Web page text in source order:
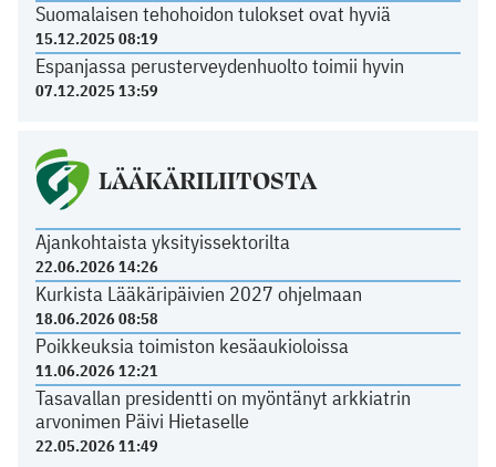
Suomalaisen tehohoidon tulokset ovat hyviä
15.12.2025 08:19
Espanjassa perusterveydenhuolto toimii hyvin
07.12.2025 13:59
LÄÄKÄRILIITOSTA
Ajankohtaista yksityissektorilta
22.06.2026 14:26
Kurkista Lääkäripäivien 2027 ohjelmaan
18.06.2026 08:58
Poikkeuksia toimiston kesäaukioloissa
11.06.2026 12:21
Tasavallan presidentti on myöntänyt arkkiatrin
arvonimen Päivi Hietaselle
22.05.2026 11:49